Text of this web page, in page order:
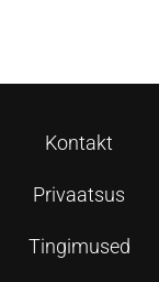
Kontakt
Privaatsus
Tingimused